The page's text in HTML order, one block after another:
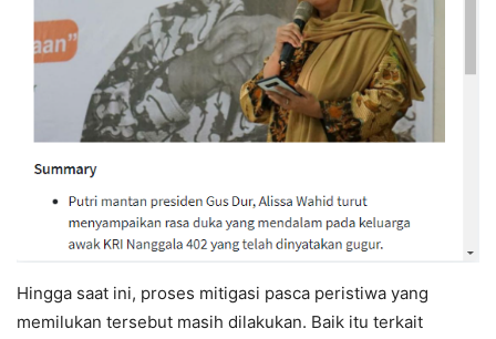
Hingga saat ini, proses mitigasi pasca peristiwa yang
memilukan tersebut masih dilakukan. Baik itu terkait